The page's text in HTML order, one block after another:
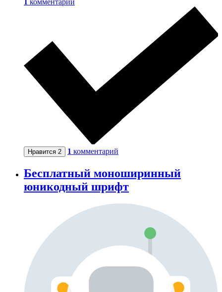
комментарий
Нравится 2 1 комментарий
Бесплатный моноширинный
юникодный шрифт